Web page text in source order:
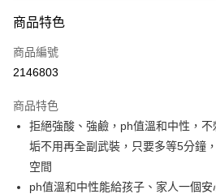
信用卡一次付款
LINE Pay
街口支付
悠遊付
Google Pay
商品特色
商品編號
2146803
商品特色
拒絕強酸、強鹼，ph值溫和中性，
垢不用再全副武裝，只要多等5分鐘
空間
ph值溫和中性能給孩子、家人一個安